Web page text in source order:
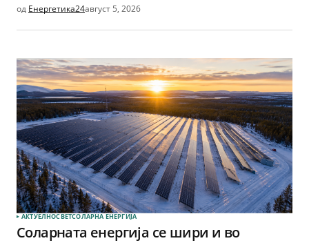
од Енергетика24август 5, 2026
АКТУЕЛНОСВЕТСОЛАРНА EНЕРГИЈА
Соларната енергија се шири и во